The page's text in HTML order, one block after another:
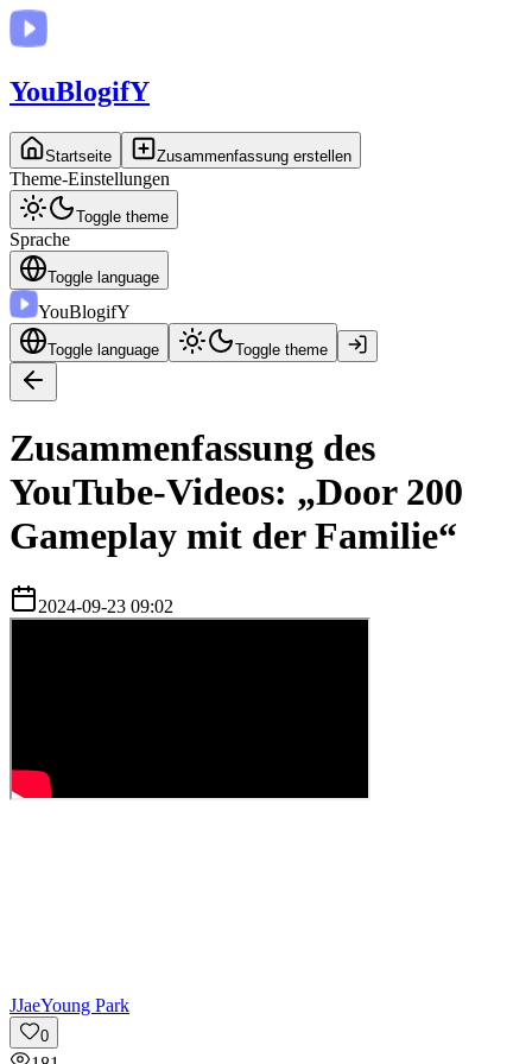
YouBlogifY
Startseite Zusammenfassung erstellen
Theme-Einstellungen
Toggle theme
Sprache
Toggle language
YouBlogifY
Toggle language Toggle theme
Zusammenfassung des
YouTube-Videos: „Door 200
Gameplay mit der Familie“
2024-09-23 09:02
JJaeYoung Park
0